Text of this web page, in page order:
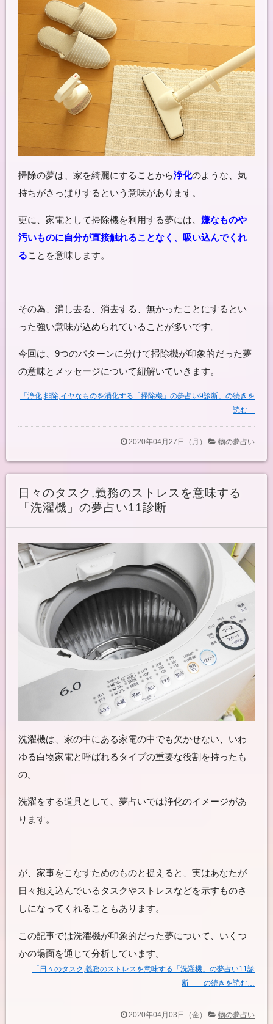
掃除の夢は、家を綺麗にすることから浄化のような、気
持ちがさっぱりするという意味があります。
更に、家電として掃除機を利用する夢には、 嫌なものや
汚いものに自分が直接触れることなく、吸い込んでくれ
ることを意味します。
その為、消し去る、消去する、無かったことにするとい
った強い意味が込められていることが多いです。
今回は、 9つのパターンに分けて掃除機が印象的だった夢
の意味とメッセージについて紐解いていきます。
「浄化,排除,イヤなものを消化する「掃除機」の夢占い9診断」の続きを
読む…
2020年04月27日（月） 物の夢占い
日々のタスク,義務のストレスを意味する
「洗濯機」の夢占い11診断
洗濯機は、家の中にある家電の中でも欠かせない、いわ
ゆる白物家電と呼ばれるタイプの重要な役割を持ったも
の。
洗濯をする道具として、夢占いでは浄化のイメージがあ
ります。
が、家事をこなすためのものと捉えると、実はあなたが
日々抱え込んでいるタスクやストレスなどを示すものさ
しになってくれることもあります。
この記事では洗濯機が印象的だった夢について、いくつ
かの場面を通じて分析しています。
「日々のタスク,義務のストレスを意味する「洗濯機」の夢占い11診
断 」の続きを読む…
2020年04月03日（金） 物の夢占い